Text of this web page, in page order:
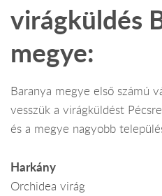
virágküldés
megye:
Baranya megye első számú
vesszük a virágküldést
és a megye nagyobb
Harkány
Orchidea virág